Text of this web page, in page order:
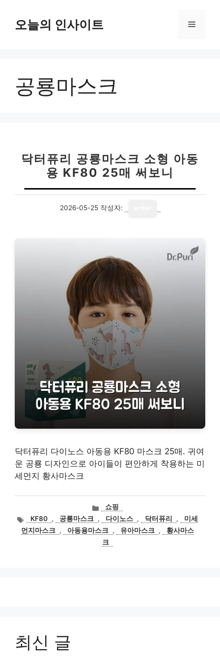
오늘의 인사이트 메
공룡마스크
닥터퓨리 공룡마스크 소형 아동
용 KF80 25매 써보니
2026-05-25 작성자:
닥터퓨리 다이노스 아동용 KF80 마스크 25매. 귀여
운 공룡 디자인으로 아이들이 편안하게 착용하는 미
세먼지 황사마스크
카
테
고
리
쇼핑
태
그
KF80 , 공룡마스크 , 다이노스 , 닥터퓨리 ,
미세
먼지마스크 , 아동용마스크 , 유아마스크 ,
황사마스
크
최신 글